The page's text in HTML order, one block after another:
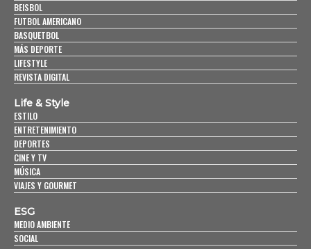
BEISBOL
FUTBOL AMERICANO
BASQUETBOL
MÁS DEPORTE
LIFESTYLE
REVISTA DIGITAL
Life & Style
ESTILO
ENTRETENIMIENTO
DEPORTES
CINE Y TV
MÚSICA
VIAJES Y GOURMET
ESG
MEDIO AMBIENTE
SOCIAL